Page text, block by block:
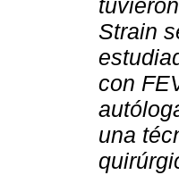
Strain
con
una